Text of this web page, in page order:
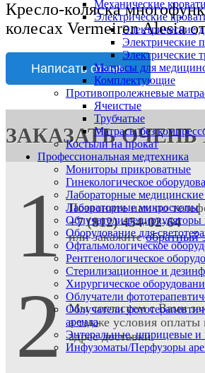
Механические кровати
Электрические
Электрические
Электрические
Электрические
Матрасы для
Комплектующие
Противопролежневые
Ячеистые
Трубчатые
Матрасы без
Костыли на прокат
Профессиональная медтехника
Мониторы прикроватные
Гинекологическое
Лабораторные
Лабораторные микроскопы
Облучатели-рециркуляторы
Оборудование для
Офтальмологическое
Рентгенологическое
Стерилизационное и
Хирургическое
Облучатели
Облучатели
аренда
Энтеральные, шприцевые
Инфузоматы/Перфузоры
Кресло-коляска
колесах Vermeiren Alesia
ЗАКАЗАТЬ
1 Позвоните нам по
+7 (812) 454-02-64
или закажитеобратный
2
Мы согласуем с Вами
а также условия оплаты
адрес доставки.